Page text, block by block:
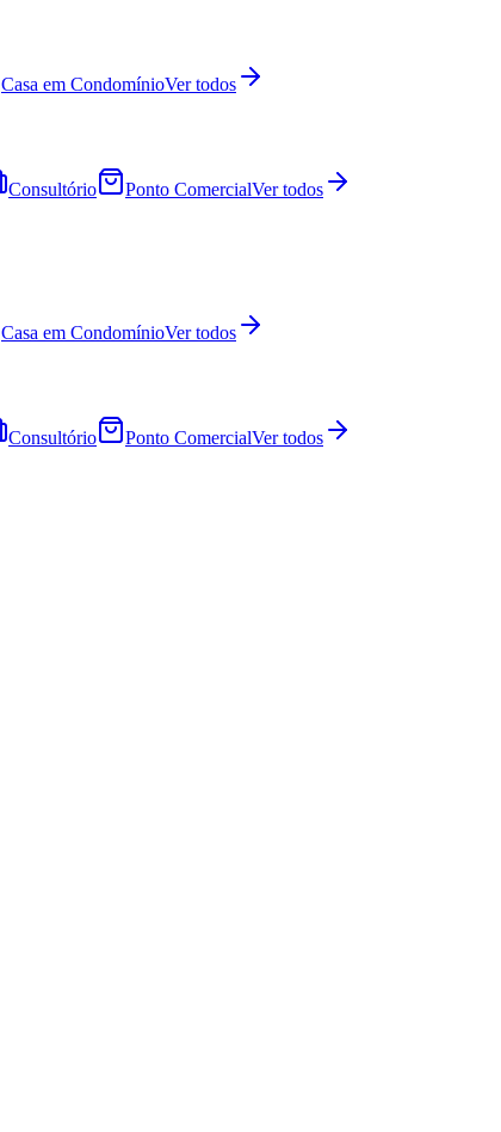
Casa em CondomínioVer todos
Consultório Ponto ComercialVer todos
Casa em CondomínioVer todos
Consultório Ponto ComercialVer todos